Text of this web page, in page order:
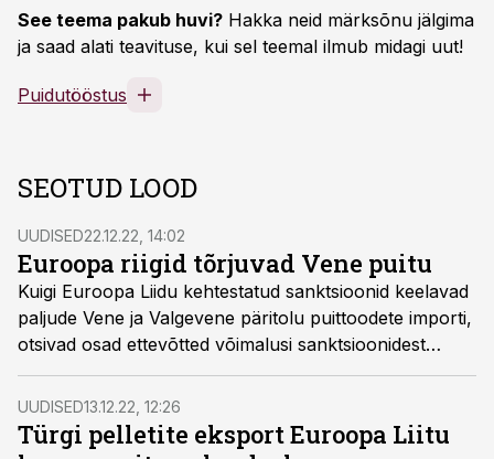
See teema pakub huvi? Hakka neid märksõnu jälgima
ja saad alati teavituse, kui sel teemal ilmub midagi uut!
Puidutööstus
SEOTUD LOOD
UUDISED22.12.22, 14:02
Euroopa riigid tõrjuvad Vene puitu
Kuigi Euroopa Liidu kehtestatud sanktsioonid keelavad
paljude Vene ja Valgevene päritolu puittoodete importi,
otsivad osad ettevõtted võimalusi sanktsioonidest
mööda pääseda. Enamasti üritatakse peita Vene puidu
päritolu mõne teise riigi „sildi“ taha.
UUDISED13.12.22, 12:26
Türgi pelletite eksport Euroopa Liitu